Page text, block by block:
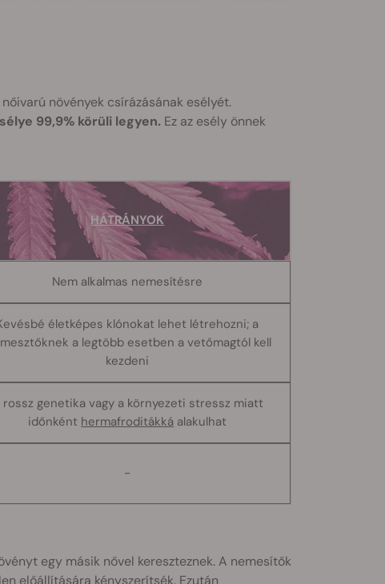
növények csírázásának esélyét.
99,9% körüli legyen. Ez az esély önnek
HÁTRÁNYOK
Nem alkalmas nemesítésre
életképes klónokat lehet létrehozni; a
a legtöbb esetben a vetőmagtól kell
kezdeni
rossz genetika vagy a környezeti stressz miatt
időnként hermafroditákká alakulhat
-
egy másik nővel kereszteznek. A nemesítők
előállítására kényszerítsék. Ezután